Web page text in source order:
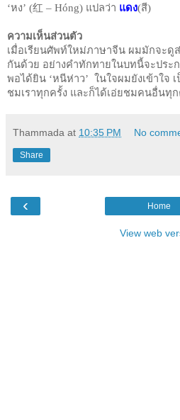
‘หง’ (红 – Hóng) แปลว่า แดง(สี)
ความเห็นส่วนตัว
เมื่อเรียนศัพท์ใหม่ภาษาจีน ผมมักจะดู
กันด้วย อย่างคำทักทายในบทนี้จะประ
พอได้ยิน ‘หนีห่าว’ ในใจผมยังเข้าใจ
ชมเราทุกครั้ง และก็ได้เอ่ยชมคนอื่นทุ
Thammada at 10:35 PM No
Share
‹ Home
View web